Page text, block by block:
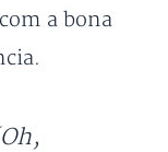
a bona